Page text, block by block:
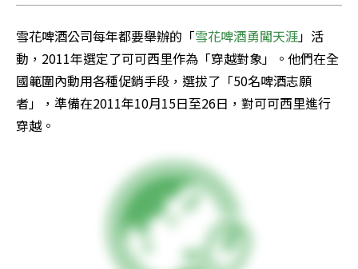
雪花啤酒公司每年都要舉辦的「雪花啤酒勇闖天涯」活
動，2011年選定了可可西里作為「穿越對象」。他們在全
國範圍內動用各種促銷手段，選拔了「50名啤酒志願
者」，準備在2011年10月15日至26日，對可可西里進行
穿越。